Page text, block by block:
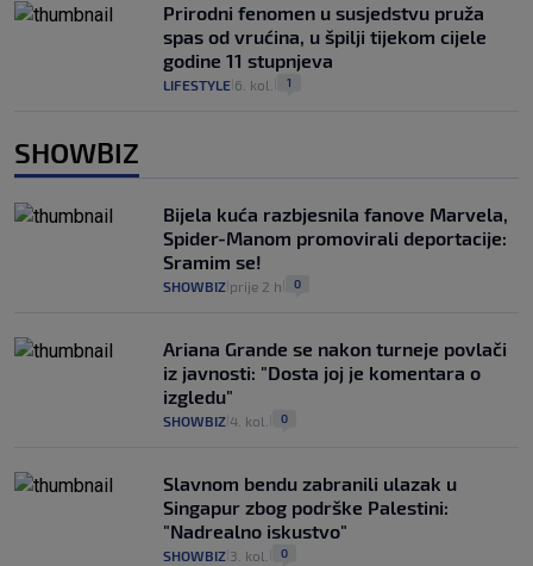
Prirodni fenomen u susjedstvu pruža
spas od vrućina, u špilji tijekom cijele
godine 11 stupnjeva
LIFESTYLE 6. kol. 1
SHOWBIZ
Bijela kuća razbjesnila fanove Marvela,
Spider-Manom promovirali deportacije:
Sramim se!
SHOWBIZ prije 2 h 0
Ariana Grande se nakon turneje povlači
iz javnosti: "Dosta joj je komentara o
izgledu"
SHOWBIZ 4. kol. 0
Slavnom bendu zabranili ulazak u
Singapur zbog podrške Palestini:
"Nadrealno iskustvo"
SHOWBIZ 3. kol. 0